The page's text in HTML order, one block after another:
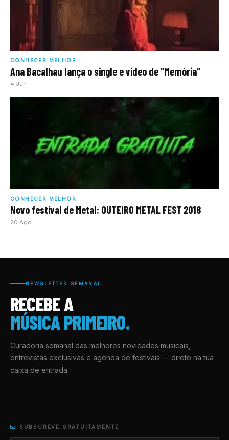
CONHECER MELHOR
Ana Bacalhau lança o single e vídeo de “Memória”
4 Jun
CONHECER MELHOR
Novo festival de Metal: OUTEIRO METAL FEST 2018
20 Ago
NEWSLETTER SEMANAL
RECEBE A
MÚSICA PRIMEIRO.
Curadoria semanal das melhores novidades musicais,
entrevistas exclusivas e agenda de festivais — direto na tua
caixa de entrada.
SUBSCREVE GRATUITAMENTE